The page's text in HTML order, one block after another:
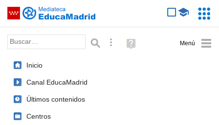
Saltar navegación
Palabra o frase: Búsqueda avanzada
Ayuda
(en
Inicio
Canal EducaMadrid
Últimos contenidos
Centros